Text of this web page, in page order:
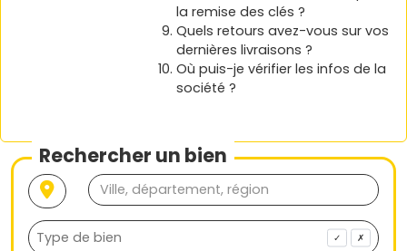
la remise des clés ?
Quels retours avez-vous sur vos
dernières livraisons ?
Où puis-je vérifier les infos de la
société ?
Rechercher un bien
✓ ✗